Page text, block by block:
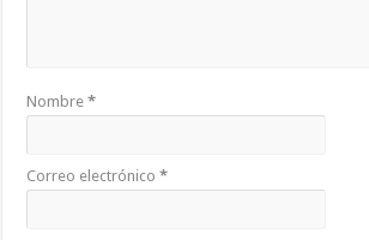
Nombre*
Correo electrónico*